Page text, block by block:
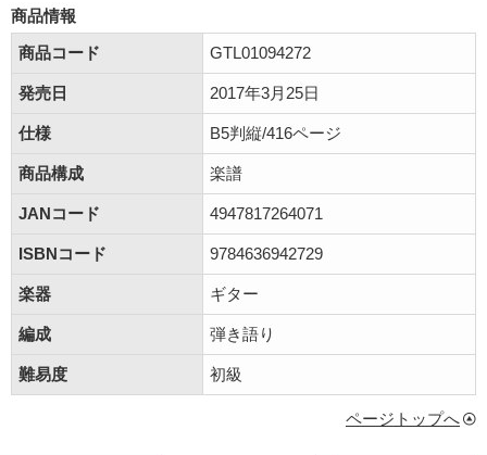
商品情報
商品コード
GTL01094272
発売日 2017年3月25日
仕様 B5判縦/416ページ
商品構成 楽譜
JANコード 4947817264071
ISBNコード 9784636942729
楽器 ギター
編成 弾き語り
難易度 初級
ページトップへ